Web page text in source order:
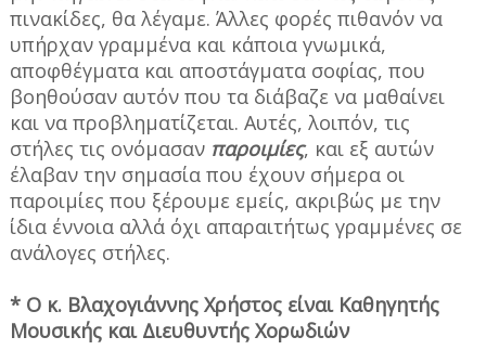
πινακίδες, θα λέγαμε. Άλλες φορές πιθανόν να
υπήρχαν γραμμένα και κάποια γνωμικά,
αποφθέγματα και αποστάγματα σοφίας, που
βοηθούσαν αυτόν που τα διάβαζε να μαθαίνει
και να προβληματίζεται. Αυτές, λοιπόν, τις
στήλες τις ονόμασαν παροιμίες, και εξ αυτών
έλαβαν την σημασία που έχουν σήμερα οι
παροιμίες που ξέρουμε εμείς, ακριβώς με την
ίδια έννοια αλλά όχι απαραιτήτως γραμμένες σε
ανάλογες στήλες.
* Ο κ. Βλαχογιάννης Χρήστος είναι Καθηγητής
Μουσικής και Διευθυντής Χορωδιών